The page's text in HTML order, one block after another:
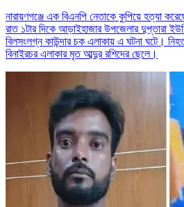
নারায়ণগঞ্জে এক বিএনপি নেতাকে কুপিয়ে হত্যা
রাত ১টার দিকে আড়াইহাজার উপজেলার দুপ্তারা
বিলসংলগ্ন কাউন্দার চক এলাকায় এ ঘটনা ঘটে।
বিনাইরচর এলাকার মৃত আব্দুর রশিদের ছেলে।